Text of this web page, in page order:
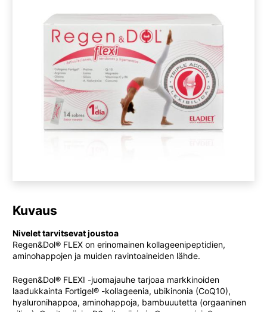
Kuvaus
Nivelet tarvitsevat joustoa
Regen&Dol® FLEX on erinomainen kollageenipeptidien,
aminohappojen ja muiden ravintoaineiden lähde.
Regen&Dol® FLEXI -juomajauhe tarjoaa markkinoiden
laadukkainta Fortigel® -kollageenia, ubikinonia (CoQ10),
hyaluronihappoa, aminohappoja, bambuuutetta (orgaaninen